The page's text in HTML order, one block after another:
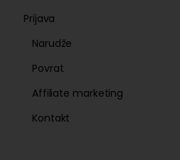
(K/D):
od visokotlačnog čelika,
i osjećaj. Visoko
Prijava
Narudže
Povrat
Affiliate marketing
Kontakt